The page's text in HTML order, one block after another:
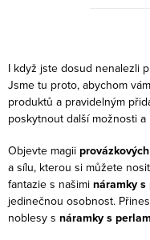
v
l
á
d
a
c
í
p
I když jste dosud nenalezli
Jsme tu proto, abychom
produktů a pravidelným
poskytnout další možnosti a
Objevte magii
a sílu, kterou si můžete
fantazie s našimi náramky s
jedinečnou osobnost.
noblesy s náramky s